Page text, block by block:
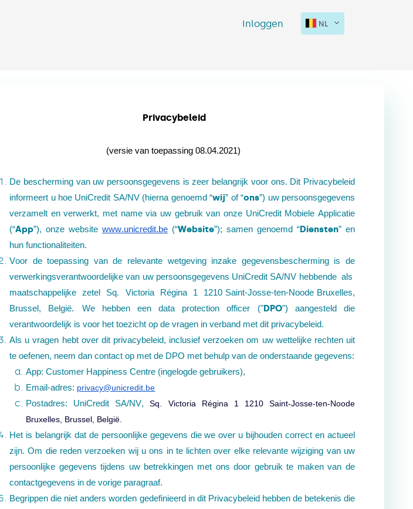
Inloggen NL
Privacybeleid
(versie van toepassing08.04.2021)
De bescherming van uw persoonsgegevens is zeer belangrijk voor ons. Dit Privacybeleid
informeert u hoe UniCredit SA/NV (hierna genoemd “wij” of “ons”) uw persoonsgegevens
verzamelt en verwerkt, met name via uw gebruik van onze UniCredit Mobiele Applicatie
(“App”), onze websitewww.unicredit.be (“Website”); samen genoemd “Diensten” en
hun functionaliteiten.
Voor de toepassing van de relevante wetgeving inzake gegevensbescherming is de
verwerkingsverantwoordelijke van uw persoonsgegevens UniCredit SA/NV hebbende als
maatschappelijke zetel Sq. Victoria Régina 1 1210 Saint-Josse-ten-Noode Bruxelles,
Brussel, België.
We hebben een data protection officer ("DPO") aangesteld die
verantwoordelijk is voor het toezicht op de vragen in verband met dit privacybeleid.
Als u vragen hebt over dit privacybeleid, inclusief verzoeken om uw wettelijke rechten uit
te oefenen, neem dan contact op met de DPO met behulp van de onderstaande gegevens:
App: Customer Happiness Centre (ingelogdegebruikers),
Email-adres: privacy@unicredit.be
Postadres: UniCredit SA/NV,Sq. Victoria Régina 1 1210 Saint-Josse-ten-Noode
Bruxelles, Brussel, België.
Het is belangrijk dat de persoonlijke gegevens die we over u bijhouden correct en actueel
zijn. Om die reden verzoeken wij u ons in te lichten over elke relevante wijziging van uw
persoonlijke gegevens tijdens uw betrekkingen met ons door gebruik te maken van de
contactgegevens in de vorige paragraaf.
Begrippen die niet anders worden gedefinieerd in dit Privacybeleid hebben de betekenis die